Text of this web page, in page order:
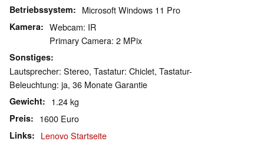
Betriebssystem Microsoft Windows 11 Pro
Kamera
Webcam: IR
Primary Camera: 2 MPix
Sonstiges
Lautsprecher: Stereo, Tastatur: Chiclet, Tastatur-
Beleuchtung: ja, 36 Monate Garantie
Gewicht 1.24 kg
Preis 1600 Euro
Links Lenovo Startseite